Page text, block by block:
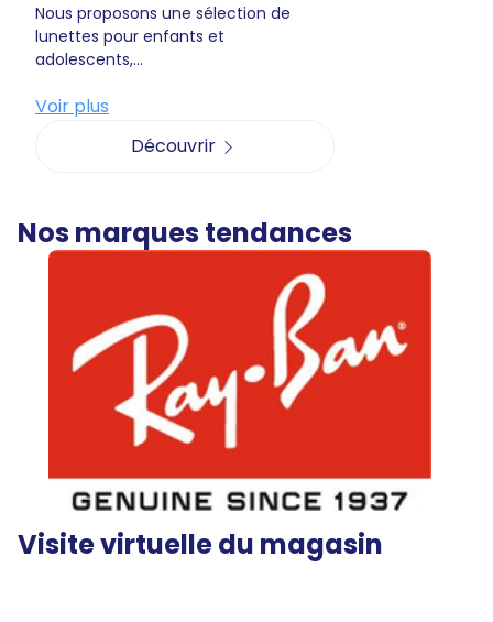
Nous proposons une sélection de
lunettes pour enfants et
adolescents,...
Voir plus
Découvrir
Nos marques tendances
Visite virtuelle du magasin